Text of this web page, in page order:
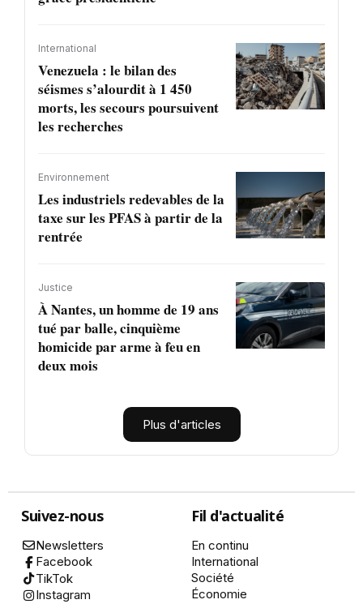
International
Venezuela : le bilan des
séismes s’alourdit à 1 450
morts, les secours poursuivent
les recherches
Environnement
Les industriels redevables de la
taxe sur les PFAS à partir de la
rentrée
Justice
À Nantes, un homme de 19 ans
tué par balle, cinquième
homicide par arme à feu en
deux mois
Plus d'articles
Suivez-nous
Newsletters
Facebook
TikTok
Instagram
Fil d'actualité
En continu
International
Société
Économie